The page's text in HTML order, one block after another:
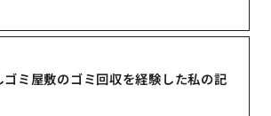
ミ屋敷のゴミ回収を経験した私の記